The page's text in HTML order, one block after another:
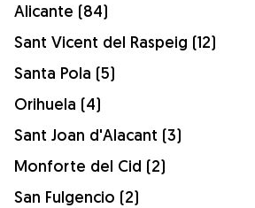
Alicante (84)
Sant Vicent del Raspeig (12)
Santa Pola (5)
Orihuela (4)
Sant Joan d'Alacant (3)
Monforte del Cid (2)
San Fulgencio (2)